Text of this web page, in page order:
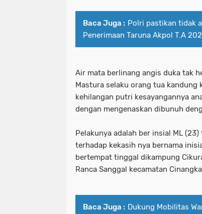
Baca Juga : Polri pastikan tidak
Penerimaan Taruna Akpol T.A
Air mata berlinang angis duka tak
Mastura selaku orang tua kandung
kehilangan putri kesayangannya
dengan mengenaskan dibunuh
Pelakunya adalah ber insial ML
terhadap kekasih nya bernama
bertempat tinggal dikampung
Ranca Sanggal kecamatan
Baca Juga : Dukung Mobilitas